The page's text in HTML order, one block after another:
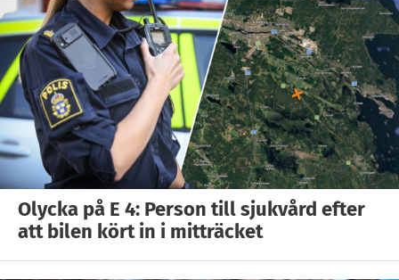
Olycka på E 4: Person till sjukvård efter
att bilen kört in i mitträcket